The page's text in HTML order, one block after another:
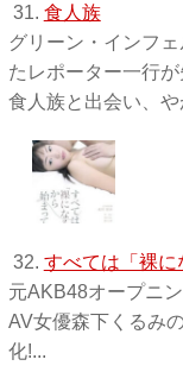
31. 食人族
グリーン・インフ
たレポーター一行
食人族と出会い、
32. すべては「裸に
元AKB48オープニ
AV女優森下くるみ
化!...